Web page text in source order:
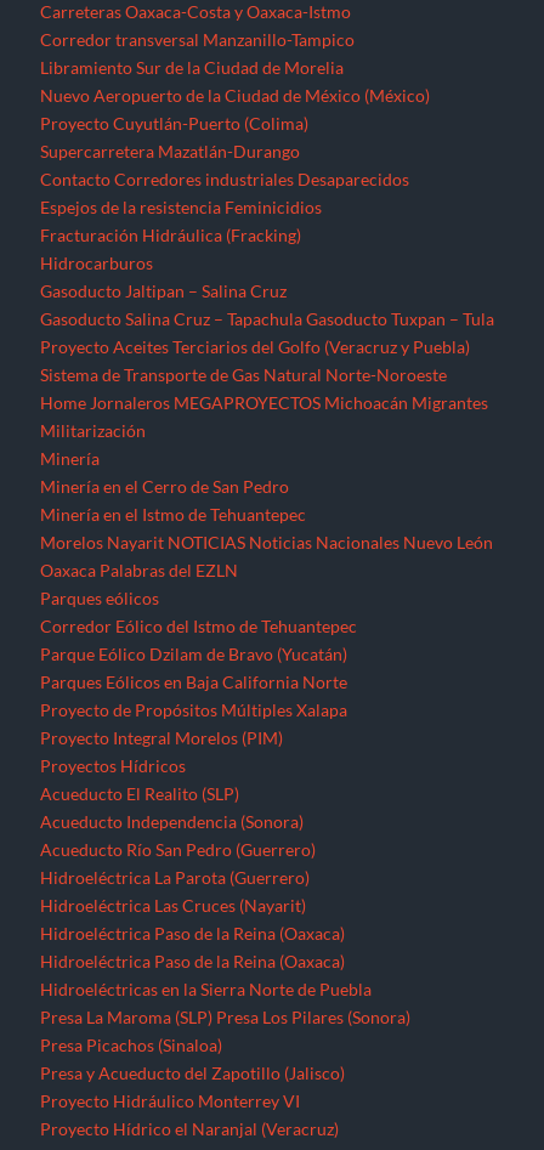
Carreteras Oaxaca-Costa y Oaxaca-Istmo
Corredor transversal Manzanillo-Tampico
Libramiento Sur de la Ciudad de Morelia
Nuevo Aeropuerto de la Ciudad de México (México)
Proyecto Cuyutlán-Puerto (Colima)
Supercarretera Mazatlán-Durango
Contacto Corredores industriales Desaparecidos
Espejos de la resistencia Feminicidios
Fracturación Hidráulica (Fracking)
Hidrocarburos
Gasoducto Jaltipan – Salina Cruz
Gasoducto Salina Cruz – Tapachula Gasoducto Tuxpan – Tula
Proyecto Aceites Terciarios del Golfo (Veracruz y Puebla)
Sistema de Transporte de Gas Natural Norte-Noroeste
Home Jornaleros MEGAPROYECTOS Michoacán Migrantes
Militarización
Minería
Minería en el Cerro de San Pedro
Minería en el Istmo de Tehuantepec
Morelos Nayarit NOTICIAS Noticias Nacionales Nuevo León
Oaxaca Palabras del EZLN
Parques eólicos
Corredor Eólico del Istmo de Tehuantepec
Parque Eólico Dzilam de Bravo (Yucatán)
Parques Eólicos en Baja California Norte
Proyecto de Propósitos Múltiples Xalapa
Proyecto Integral Morelos (PIM)
Proyectos Hídricos
Acueducto El Realito (SLP)
Acueducto Independencia (Sonora)
Acueducto Río San Pedro (Guerrero)
Hidroeléctrica La Parota (Guerrero)
Hidroeléctrica Las Cruces (Nayarit)
Hidroeléctrica Paso de la Reina (Oaxaca)
Hidroeléctrica Paso de la Reina (Oaxaca)
Hidroeléctricas en la Sierra Norte de Puebla
Presa La Maroma (SLP) Presa Los Pilares (Sonora)
Presa Picachos (Sinaloa)
Presa y Acueducto del Zapotillo (Jalisco)
Proyecto Hidráulico Monterrey VI
Proyecto Hídrico el Naranjal (Veracruz)